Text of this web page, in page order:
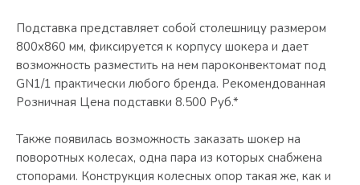
Подставка представляет собой столешницу размером
800х860 мм, фиксируется к корпусу шокера и дает
возможность разместить на нем пароконвектомат под
GN1/1 практически любого бренда. Рекомендованная
Розничная Цена подставки 8.500 Руб.*
Также появилась возможность заказать шокер на
поворотных колесах, одна пара из которых снабжена
стопорами. Конструкция колесных опор такая же, как и